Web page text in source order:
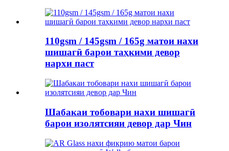
110gsm / 145gsm / 165g матои нахи
шишагӣ барои таҳкими девор
нархи паст
Шабакаи тобовари нахи шишагӣ
барои изолятсияи девор дар Чин